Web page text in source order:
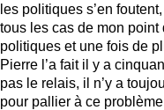
les politiques s’en
tous les cas de mon
politiques et une fois de
Pierre l’a fait il y a
pas le relais, il n’y a
pour pallier à ce